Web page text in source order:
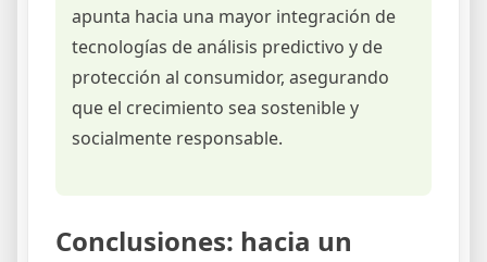
apunta hacia una mayor integración de
tecnologías de análisis predictivo y de
protección al consumidor, asegurando
que el crecimiento sea sostenible y
socialmente responsable.
Conclusiones: hacia un